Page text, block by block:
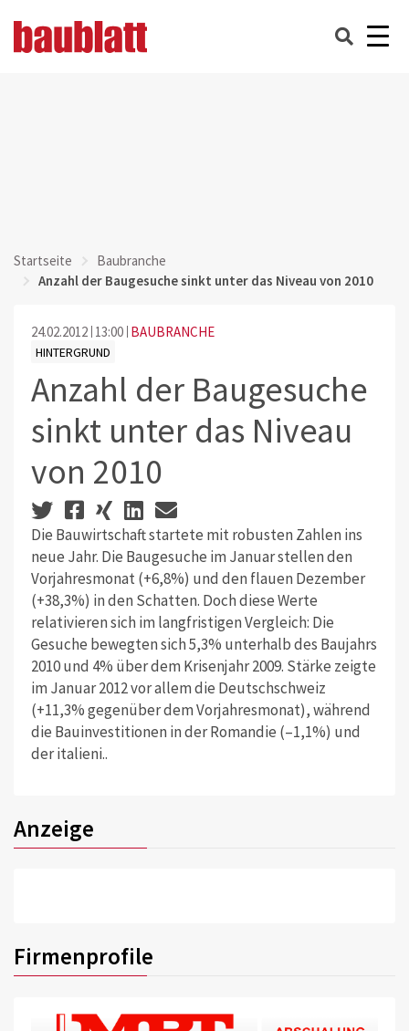
Startseite
Baubranche
Anzahl der Baugesuche sinkt unter das Niveau von 2010
24.02.2012 13:00 BAUBRANCHE
HINTERGRUND
Anzahl der Baugesuche
sinkt unter das Niveau
von 2010
Die Bauwirtschaft startete mit robusten Zahlen ins
neue Jahr. Die Baugesuche im Januar stellen den
Vorjahresmonat (+6,8%) und den flauen Dezember
(+38,3%) in den Schatten. Doch diese Werte
relativieren sich im langfristigen Vergleich: Die
Gesuche bewegten sich 5,3% unterhalb des Baujahrs
2010 und 4% über dem Krisenjahr 2009. Stärke zeigte
im Januar 2012 vor allem die Deutschschweiz
(+11,3% gegenüber dem Vorjahresmonat), während
die Bauinvestitionen in der Romandie (–1,1%) und
der italieni..
Anzeige
Firmenprofile